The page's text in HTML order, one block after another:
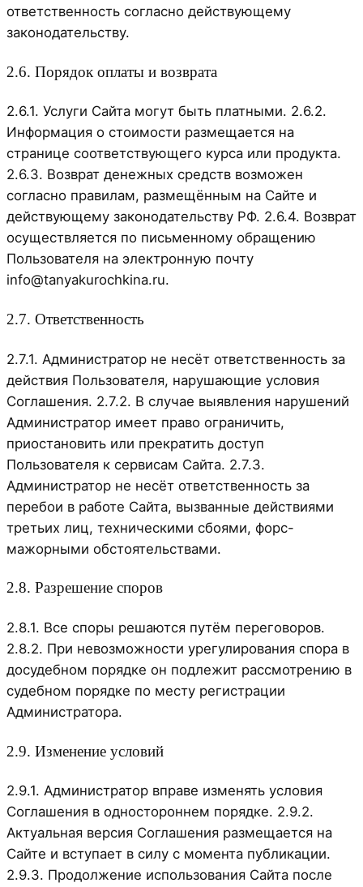
ответственность согласно действующему
законодательству.
2.6. Порядок оплаты и возврата
2.6.1. Услуги Сайта могут быть платными. 2.6.2.
Информация о стоимости размещается на
странице соответствующего курса или продукта.
2.6.3. Возврат денежных средств возможен
согласно правилам, размещённым на Сайте и
действующему законодательству РФ. 2.6.4. Возврат
осуществляется по письменному обращению
Пользователя на электронную почту
info@tanyakurochkina.ru.
2.7. Ответственность
2.7.1. Администратор не несёт ответственность за
действия Пользователя, нарушающие условия
Соглашения. 2.7.2. В случае выявления нарушений
Администратор имеет право ограничить,
приостановить или прекратить доступ
Пользователя к сервисам Сайта. 2.7.3.
Администратор не несёт ответственность за
перебои в работе Сайта, вызванные действиями
третьих лиц, техническими сбоями, форс-
мажорными обстоятельствами.
2.8. Разрешение споров
2.8.1. Все споры решаются путём переговоров.
2.8.2. При невозможности урегулирования спора в
досудебном порядке он подлежит рассмотрению в
судебном порядке по месту регистрации
Администратора.
2.9. Изменение условий
2.9.1. Администратор вправе изменять условия
Соглашения в одностороннем порядке. 2.9.2.
Актуальная версия Соглашения размещается на
Сайте и вступает в силу с момента публикации.
2.9.3. Продолжение использования Сайта после